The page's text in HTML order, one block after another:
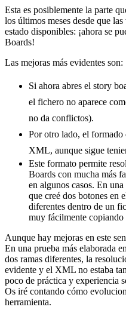
Esta es posiblemente la parte
los últimos meses desde que
estado disponibles: ¡ahora se
Boards!
Las mejoras más evidentes son:
Si ahora abres el story
el fichero no aparece
no da conflictos).
Por otro lado, el formado
XML, aunque sigue
Este formato permite
Boards con mucha más
en algunos casos. En
que creé dos botones en
diferentes dentro de un
muy fácilmente
Aunque hay mejoras en este
En una prueba más elaborada
dos ramas diferentes, la
evidente y el XML no estaba
poco de práctica y experiencia
Os iré contando cómo
herramienta.